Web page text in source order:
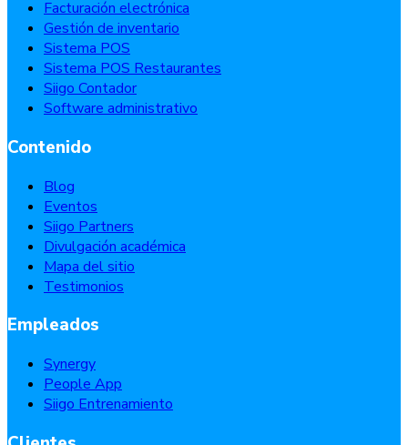
Facturación electrónica
Gestión de inventario
Sistema POS
Sistema POS Restaurantes
Siigo Contador
Software administrativo
Contenido
Blog
Eventos
Siigo Partners
Divulgación académica
Mapa del sitio
Testimonios
Empleados
Synergy
People App
Siigo Entrenamiento